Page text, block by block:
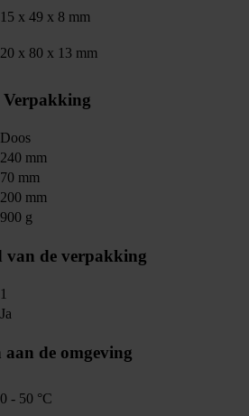
15 x 49 x 8 mm
20 x 80 x 13 mm
Verpakking
Doos
240 mm
70 mm
200 mm
900 g
van de verpakking
1
Ja
aan de omgeving
0 - 50 °C